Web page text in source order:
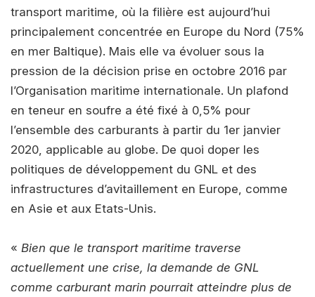
transport maritime, où la filière est aujourd’hui
principalement concentrée en Europe du Nord (75%
en mer Baltique). Mais elle va évoluer sous la
pression de la décision prise en octobre 2016 par
l’Organisation maritime internationale. Un plafond
en teneur en soufre a été fixé à 0,5% pour
l’ensemble des carburants à partir du 1er janvier
2020, applicable au globe. De quoi doper les
politiques de développement du GNL et des
infrastructures d’avitaillement en Europe, comme
en Asie et aux Etats-Unis.
« Bien que le transport maritime traverse
actuellement une crise, la demande de GNL
comme carburant marin pourrait atteindre plus de